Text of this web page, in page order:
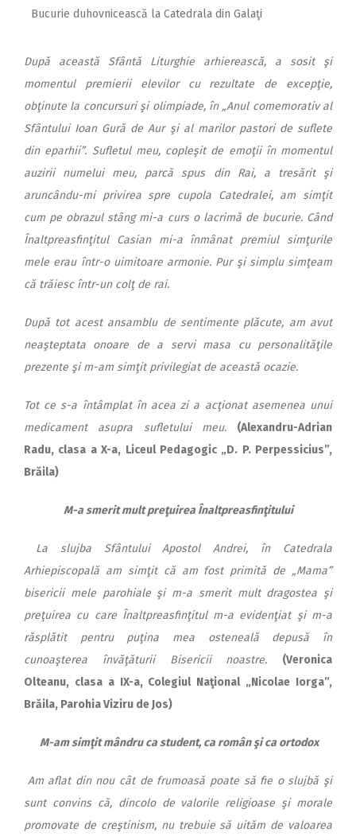
Bucurie duhovnicească la Catedrala din Galaţi
După această Sfântă Liturghie arhierească, a sosit şi
momentul premierii elevilor cu rezultate de excepţie,
obţinute la concursuri şi olimpiade, în „Anul comemorativ al
Sfântului Ioan Gură de Aur şi al marilor pastori de suflete
din eparhii”. Sufletul meu, copleşit de emoţii în momentul
auzirii numelui meu, parcă spus din Rai, a tresărit şi
aruncându-mi privirea spre cupola Catedralei, am simţit
cum pe obrazul stâng mi-a curs o lacrimă de bucurie. Când
Înaltpreasfinţitul Casian mi-a înmânat premiul simţurile
mele erau într-o uimitoare armonie. Pur şi simplu simţeam
că trăiesc într-un colţ de rai.
După tot acest ansamblu de sentimente plăcute, am avut
neaşteptata onoare de a servi masa cu personalităţile
prezente şi m-am simţit privilegiat de această ocazie.
Tot ce s-a întâmplat în acea zi a acţionat asemenea unui
medicament asupra sufletului meu.
(Alexandru-Adrian
Radu, clasa a X-a, Liceul Pedagogic „D. P. Perpessicius”,
Brăila)
M-a smerit mult preţuirea Înaltpreasfinţitului
La slujba Sfântului Apostol Andrei, în Catedrala
Arhiepiscopală am simţit că am fost primită de „Mama”
bisericii mele parohiale şi m-a smerit mult dragostea şi
preţuirea cu care Înaltpreasfinţitul m-a evidenţiat şi m-a
răsplătit pentru puţina mea osteneală depusă în
cunoaşterea învăţăturii Bisericii noastre.
(Veronica
Olteanu, clasa a IX-a, Colegiul Naţional „Nicolae Iorga”,
Brăila, Parohia Viziru de Jos)
M-am simţit mândru ca student, ca român şi ca ortodox
Am aflat din nou cât de frumoasă poate să fie o slujbă şi
sunt convins că, dincolo de valorile religioase şi morale
promovate de creştinism, nu trebuie să uităm de valoarea